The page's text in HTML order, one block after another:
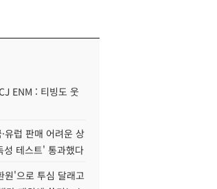
ENM : 티빙도 웃
유럽 판매 어려운 상
성 테스트' 통과했다
원'으로 투심 달래고